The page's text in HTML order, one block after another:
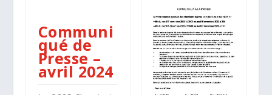
Communi
qué de
Presse –
avril 2024